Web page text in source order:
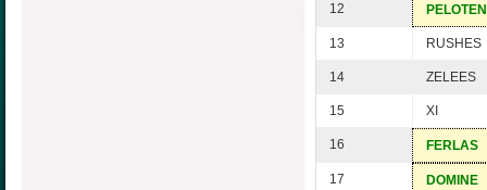
12
13 RUSHES
14 ZELEES
15 XI
16 FERLAS
17 DOMINE